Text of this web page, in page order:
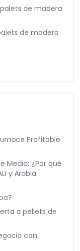
de madera
de madera
Profitable
Medio: ¿Por qué
y Arabia
a pellets de
con